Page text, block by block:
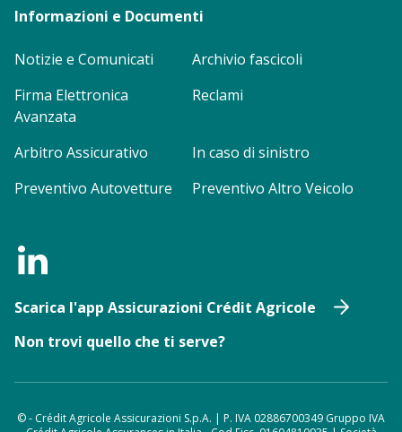
Informazioni e Documenti
Notizie e Comunicati
Archivio fascicoli
Firma Elettronica
Avanzata
Reclami
Arbitro Assicurativo
In caso di sinistro
Preventivo Autovetture
Preventivo Altro Veicolo
Scarica l'app Assicurazioni Crédit Agricole
Non trovi quello che ti serve?
© - Crédit Agricole Assicurazioni S.p.A. | P. IVA 02886700349 Gruppo IVA